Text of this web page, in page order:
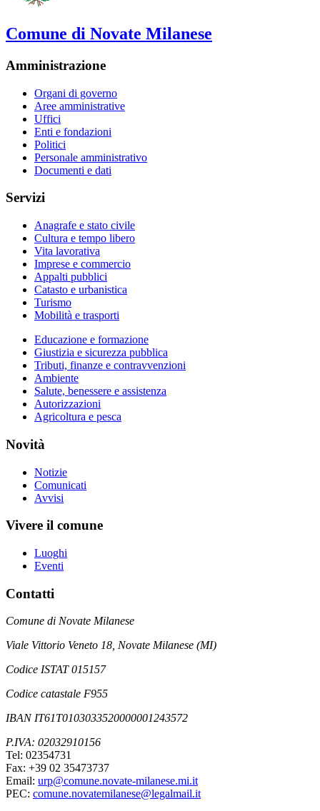
Comune di Novate Milanese
Amministrazione
Organi di governo
Aree amministrative
Uffici
Enti e fondazioni
Politici
Personale amministrativo
Documenti e dati
Servizi
Anagrafe e stato civile
Cultura e tempo libero
Vita lavorativa
Imprese e commercio
Appalti pubblici
Catasto e urbanistica
Turismo
Mobilità e trasporti
Educazione e formazione
Giustizia e sicurezza pubblica
Tributi, finanze e contravvenzioni
Ambiente
Salute, benessere e assistenza
Autorizzazioni
Agricoltura e pesca
Novità
Notizie
Comunicati
Avvisi
Vivere il comune
Luoghi
Eventi
Contatti
Comune di Novate Milanese
Viale Vittorio Veneto 18, Novate Milanese (MI)
Codice ISTAT 015157
Codice catastale F955
IBAN IT61T0103033520000001243572
P.IVA: 02032910156
Tel: 02354731
Fax: +39 02 35473737
Email: urp@comune.novate-milanese.mi.it
PEC: comune.novatemilanese@legalmail.it